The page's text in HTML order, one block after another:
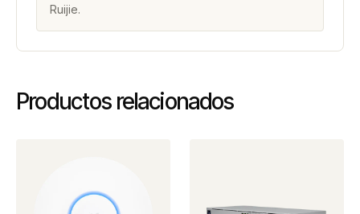
Ruijie.
Productos relacionados